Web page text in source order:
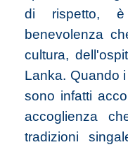
di rispetto,
benevolenza
cultura,
Lanka. Quando
sono infatti
accoglienza
tradizioni